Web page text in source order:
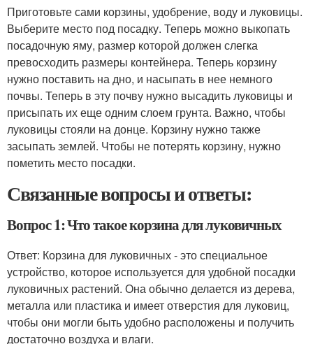
Приготовьте сами корзины, удобрение, воду и луковицы.
Выберите место под посадку. Теперь можно выкопать
посадочную яму, размер которой должен слегка
превосходить размеры контейнера. Теперь корзину
нужно поставить на дно, и насыпать в нее немного
почвы. Теперь в эту почву нужно высадить луковицы и
присыпать их еще одним слоем грунта. Важно, чтобы
луковицы стояли на донце. Корзину нужно также
засыпать землей. Чтобы не потерять корзину, нужно
пометить место посадки.
Связанные вопросы и ответы:
Вопрос 1: Что такое корзина для луковичных
Ответ: Корзина для луковичных - это специальное
устройство, которое используется для удобной посадки
луковичных растений. Она обычно делается из дерева,
металла или пластика и имеет отверстия для луковиц,
чтобы они могли быть удобно расположены и получить
достаточно воздуха и влаги.